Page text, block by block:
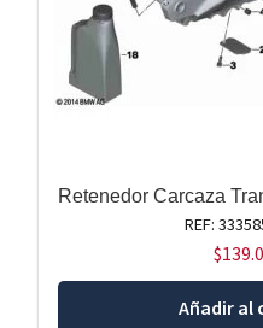
Retenedor Carcaza
REF:
$
Añadir al